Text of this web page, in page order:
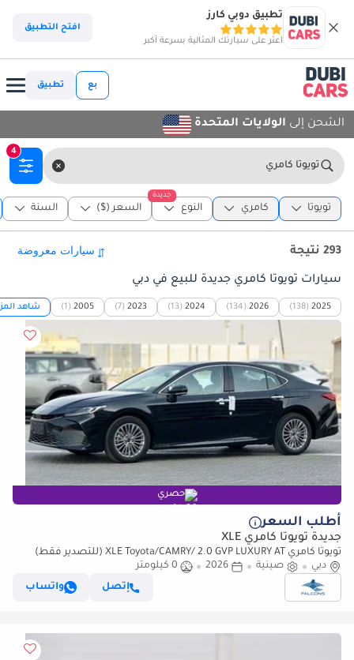
تطبيق دوبي كارز
اعثر على سيارتك المثالية بسرعة أكبر
افتح التطبيق
بع تطبيق
الشحن إلى الولايات المتحدة
تويوتا كامري
4
تويوتا كامري
جديدة
النوع السعر ($) السنة
293 نتيجة
سيارات تويوتا كامري جديدة للبيع في دبي
2025
(138)
2026
(134)
2024
(13)
2023
(7)
2005
(1) شاهد
حصري
أطلب السعر
جديدة تويوتا كامري XLE
تويوتا كامري XLE Toyota/CAMRY/ 2.0 GVP LUXURY AT (للتصدير فقط)
دبي
صينية 2026
0 كيلومتر
إتصل
واتساب